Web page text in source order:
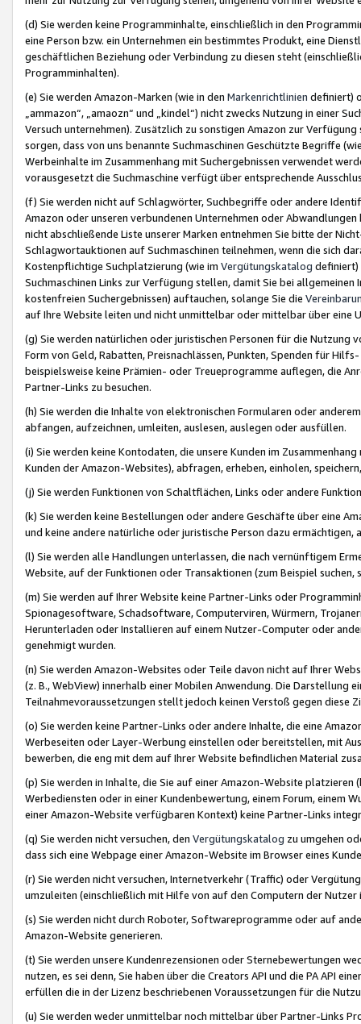
(d) Sie werden keine Programminhalte, einschließlich in den
eine Person bzw. ein Unternehmen ein bestimmtes Produkt, eine
geschäftlichen Beziehung oder Verbindung zu diesen steht
Programminhalten).
(e) Sie werden Amazon-Marken (wie in den Markenrichtlinien definiert)
„ammazon“, „amaozn“ und „kindel“) nicht zwecks Nutzung in einer
Versuch unternehmen). Zusätzlich zu sonstigen Amazon zur
sorgen, dass von uns benannte Suchmaschinen Geschützte Begriffe
Werbeinhalte im Zusammenhang mit Suchergebnissen verwendet
vorausgesetzt die Suchmaschine verfügt über entsprechende
(f) Sie werden nicht auf Schlagwörter, Suchbegriffe oder andere
Amazon oder unseren verbundenen Unternehmen oder
nicht abschließende Liste unserer Marken entnehmen Sie bitte der
Schlagwortauktionen auf Suchmaschinen teilnehmen, wenn die sich
Kostenpflichtige Suchplatzierung (wie im Vergütungskatalog definiert)
Suchmaschinen Links zur Verfügung stellen, damit Sie bei
kostenfreien Suchergebnissen) auftauchen, solange Sie die
auf Ihre Website leiten und nicht unmittelbar oder mittelbar über eine
(g) Sie werden natürlichen oder juristischen Personen für die Nutzung
Form von Geld, Rabatten, Preisnachlässen, Punkten, Spenden für
beispielsweise keine Prämien- oder Treueprogramme auflegen, die
Partner-Links zu besuchen.
(h) Sie werden die Inhalte von elektronischen Formularen oder
abfangen, aufzeichnen, umleiten, auslesen, auslegen oder ausfüllen.
(i) Sie werden keine Kontodaten, die unsere Kunden im
Kunden der Amazon-Websites), abfragen, erheben, einholen,
(j) Sie werden Funktionen von Schaltflächen, Links oder andere
(k) Sie werden keine Bestellungen oder andere Geschäfte über eine
und keine andere natürliche oder juristische Person dazu
(l) Sie werden alle Handlungen unterlassen, die nach vernünftigem
Website, auf der Funktionen oder Transaktionen (zum Beispiel
(m) Sie werden auf Ihrer Website keine Partner-Links oder
Spionagesoftware, Schadsoftware, Computerviren, Würmern,
Herunterladen oder Installieren auf einem Nutzer-Computer oder
genehmigt wurden.
(n) Sie werden Amazon-Websites oder Teile davon nicht auf Ihrer
(z. B., WebView) innerhalb einer Mobilen Anwendung. Die Darstellung
Teilnahmevoraussetzungen stellt jedoch keinen Verstoß gegen diese
(o) Sie werden keine Partner-Links oder andere Inhalte, die eine
Werbeseiten oder Layer-Werbung einstellen oder bereitstellen, mit
bewerben, die eng mit dem auf Ihrer Website befindlichen Material
(p) Sie werden in Inhalte, die Sie auf einer Amazon-Website
Werbediensten oder in einer Kundenbewertung, einem Forum, einem
einer Amazon-Website verfügbaren Kontext) keine Partner-Links
(q) Sie werden nicht versuchen, den Vergütungskatalog zu umgehen
dass sich eine Webpage einer Amazon-Website im Browser eines
(r) Sie werden nicht versuchen, Internetverkehr (Traffic) oder
umzuleiten (einschließlich mit Hilfe von auf den Computern der
(s) Sie werden nicht durch Roboter, Softwareprogramme oder auf
Amazon-Website generieren.
(t) Sie werden unsere Kundenrezensionen oder Sternebewertungen
nutzen, es sei denn, Sie haben über die Creators API und die PA API
erfüllen die in der Lizenz beschriebenen Voraussetzungen für die
(u) Sie werden weder unmittelbar noch mittelbar über Partner-Links